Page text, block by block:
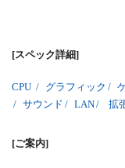
[スペック詳細]
CPU / グラフィック /
/ サウンド / LAN/ 拡
[ご案内]